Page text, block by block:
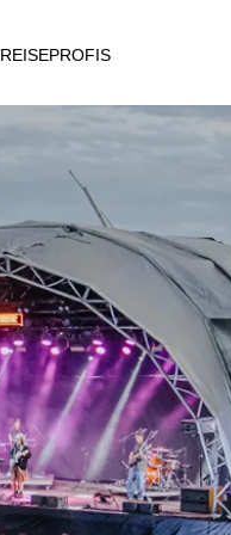
REISEPROFIS